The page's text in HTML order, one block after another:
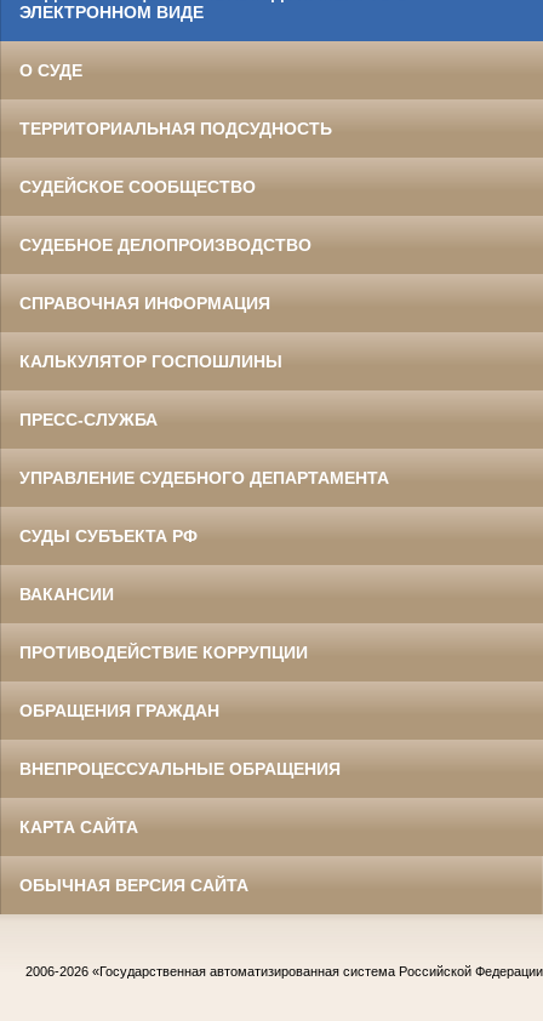
ЭЛЕКТРОННОМ ВИДЕ
О СУДЕ
ТЕРРИТОРИАЛЬНАЯ ПОДСУДНОСТЬ
СУДЕЙСКОЕ СООБЩЕСТВО
СУДЕБНОЕ ДЕЛОПРОИЗВОДСТВО
СПРАВОЧНАЯ ИНФОРМАЦИЯ
КАЛЬКУЛЯТОР ГОСПОШЛИНЫ
ПРЕСС-СЛУЖБА
УПРАВЛЕНИЕ СУДЕБНОГО ДЕПАРТАМЕНТА
СУДЫ СУБЪЕКТА РФ
ВАКАНСИИ
ПРОТИВОДЕЙСТВИЕ КОРРУПЦИИ
ОБРАЩЕНИЯ ГРАЖДАН
ВНЕПРОЦЕССУАЛЬНЫЕ ОБРАЩЕНИЯ
КАРТА САЙТА
ОБЫЧНАЯ ВЕРСИЯ САЙТА
2006-2026 «Государственная автоматизированная система Российской